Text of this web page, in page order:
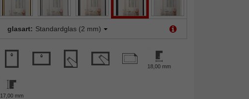
glasart: Standardglas (2 mm)
18,00 mm
17,00 mm